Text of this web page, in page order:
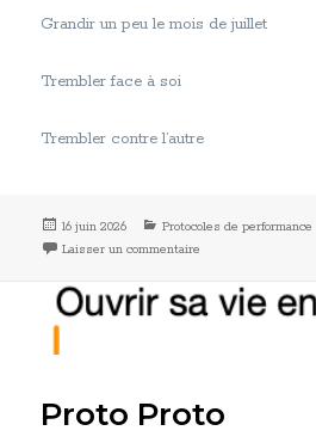
Grandir un peu le mois de juillet
Trembler face à soi
Trembler contre l’autre
Publié
le
16 juin 2026 Catégories
Protocoles de performance
Laisser un commentaire
Proto Proto